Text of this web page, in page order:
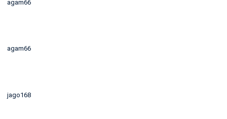
agam66
agam66
jago168